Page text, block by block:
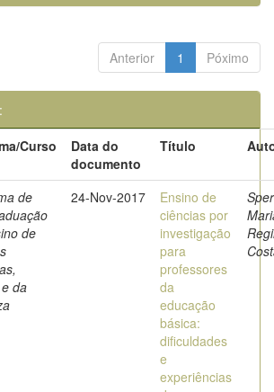
Anterior 1 Póximo
Curso
Data do
documento
Título
de
de
da
24-Nov-2017
Ensino de
ciências por
investigação
para
professores
da
educação
básica:
dificuldades
e
experiências